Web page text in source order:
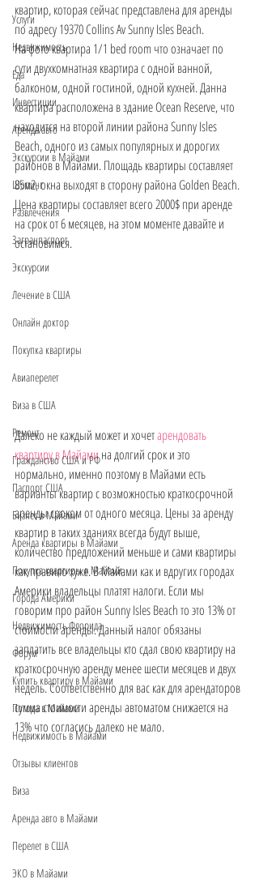
Услуги
Недвижимость
Еда
Инвестиции
Аренда авто
Экскурсии в Майами
Шопинг
Развлечения
Загранпаспорт
Экскурсии
Лечение в США
Онлайн доктор
Покупка квартиры
Авиаперелет
Виза в США
Ремонт
Гражданство США и РФ
Паспорт США
Бизнес в Майами
Аренда квартиры в Майами
Покупка квартиры в Майами
Города Америки
Недвижимость Флорида
Форум
Купить квартиру в Майами
Погода в Майами
Недвижимость в Майами
Отзывы клиентов
Виза
Аренда авто в Майами
Перелет в США
ЭКО в Майами
квартир, которая сейчас представлена для аренды
по адресу 19370 Collins Av Sunny Isles Beach.
На фото квартира 1/1 bed room что означает по
сути двухкомнатная квартира с одной ванной,
балконом, одной гостиной, одной кухней. Данна
квартира расположена в здание Ocean Reserve, что
находится на второй линии района Sunny Isles
Beach, одного из самых популярных и дорогих
районов в Майами. Площадь квартиры составляет
85м2, окна выходят в сторону района Golden Beach.
Цена квартиры составляет всего 2000$ при аренде
на срок от 6 месяцев, на этом моменте давайте и
остановимся.
Далеко не каждый может и хочет арендовать
квартиру в Майами на долгий срок и это
нормально, именно поэтому в Майами есть
варианты квартир с возможностью краткосрочной
аренды сроком от одного месяца. Цены за аренду
квартир в таких зданиях всегда будут выше,
количество предложений меньше и сами квартиры
как правило хуже. В Майами как и вдругих городах
Америки владельцы платят налоги. Если мы
говорим про район Sunny Isles Beach то это 13% от
стоимости аренды. Данный налог обязаны
заплатить все владельцы кто сдал свою квартиру на
краткосрочную аренду менее шести месяцев и двух
недель. Соответственно для вас как для арендаторов
сумма стоимости аренды автоматом снижается на
13% что согласись далеко не мало.